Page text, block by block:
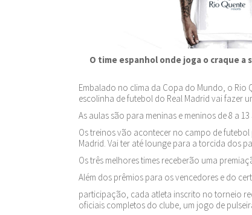
O time espanhol onde joga o craque
Embalado no clima da Copa do Mundo, o Rio
escolinha de futebol do Real Madrid vai fazer
As aulas são para meninas e meninos de 8 a
Os treinos vão acontecer no campo de
Madrid. Vai ter até lounge para a torcida dos
Os três melhores times receberão uma
Além dos prêmios para os vencedores e do
participação, cada atleta inscrito no torneio
oficiais completos do clube, um jogo de